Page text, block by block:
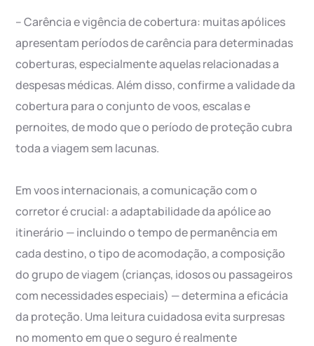
– Carência e vigência de cobertura: muitas apólices
apresentam períodos de carência para determinadas
coberturas, especialmente aquelas relacionadas a
despesas médicas. Além disso, confirme a validade da
cobertura para o conjunto de voos, escalas e
pernoites, de modo que o período de proteção cubra
toda a viagem sem lacunas.
Em voos internacionais, a comunicação com o
corretor é crucial: a adaptabilidade da apólice ao
itinerário — incluindo o tempo de permanência em
cada destino, o tipo de acomodação, a composição
do grupo de viagem (crianças, idosos ou passageiros
com necessidades especiais) — determina a eficácia
da proteção. Uma leitura cuidadosa evita surpresas
no momento em que o seguro é realmente